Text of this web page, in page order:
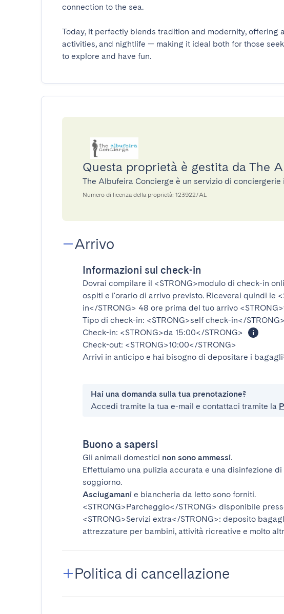
connection to the sea.
Today, it perfectly blends tradition and modernity, offering
activities, and nightlife — making it ideal both for those
to explore and have fun.
Questa proprietà è gestita da The
The Albufeira Concierge è un servizio di
Numero di licenza della proprietà: 123922/AL
Arrivo
Informazioni sul check-in
Dovrai compilare il <STRONG>modulo di check-in
ospiti e l'orario di arrivo previsto. Riceverai quindi le
in</STRONG> 48 ore prima del tuo arrivo
Tipo di check-in: <STRONG>self check-in</STRONG>
Check-in: <STRONG>da 15:00</STRONG>
Check-out: <STRONG>10:00</STRONG>
Arrivi in anticipo e hai bisogno di depositare i
Hai una domanda sulla tua prenotazione?
Accedi tramite la tua e-mail e contattaci tramite la
Buono a sapersi
Gli animali domestici non sono ammessi.
Effettuiamo una pulizia accurata e una disinfezione
soggiorno.
Asciugamani e biancheria da letto sono forniti.
<STRONG>Parcheggio</STRONG> disponibile
<STRONG>Servizi extra</STRONG>: deposito
attrezzature per bambini, attività ricreative e molto
Politica di cancellazione